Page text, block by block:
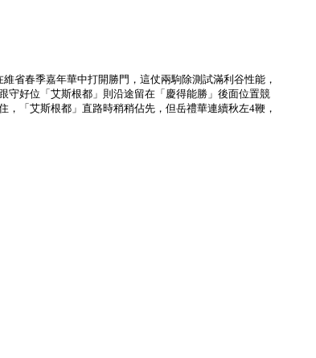
省春季嘉年華中打開勝門，這仗兩駒除測試滿利谷性能，
守好位「艾斯根都」則沿途留在「慶得能勝」後面位置競
「艾斯根都」直路時稍稍佔先，但岳禮華連續秋左4鞭，